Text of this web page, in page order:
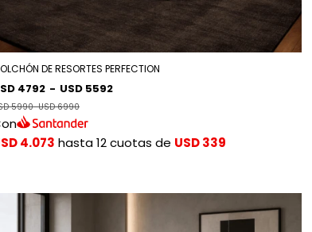
DE RESORTES PERFECTION
4792 - USD 5592
5990-USD 6990
4.073 hasta 12 cuotas de USD 339